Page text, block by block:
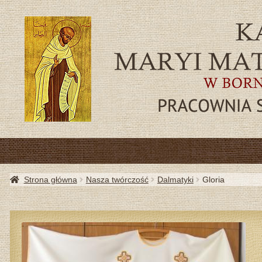
Strona główna Nasza twórczość Dalmatyki Gloria